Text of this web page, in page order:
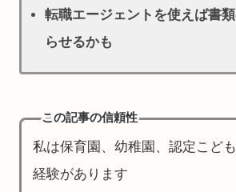
転職エージェントを使えば書
らせるかも
この記事の信頼性
私は保育園、幼稚園、認定こど
経験があります